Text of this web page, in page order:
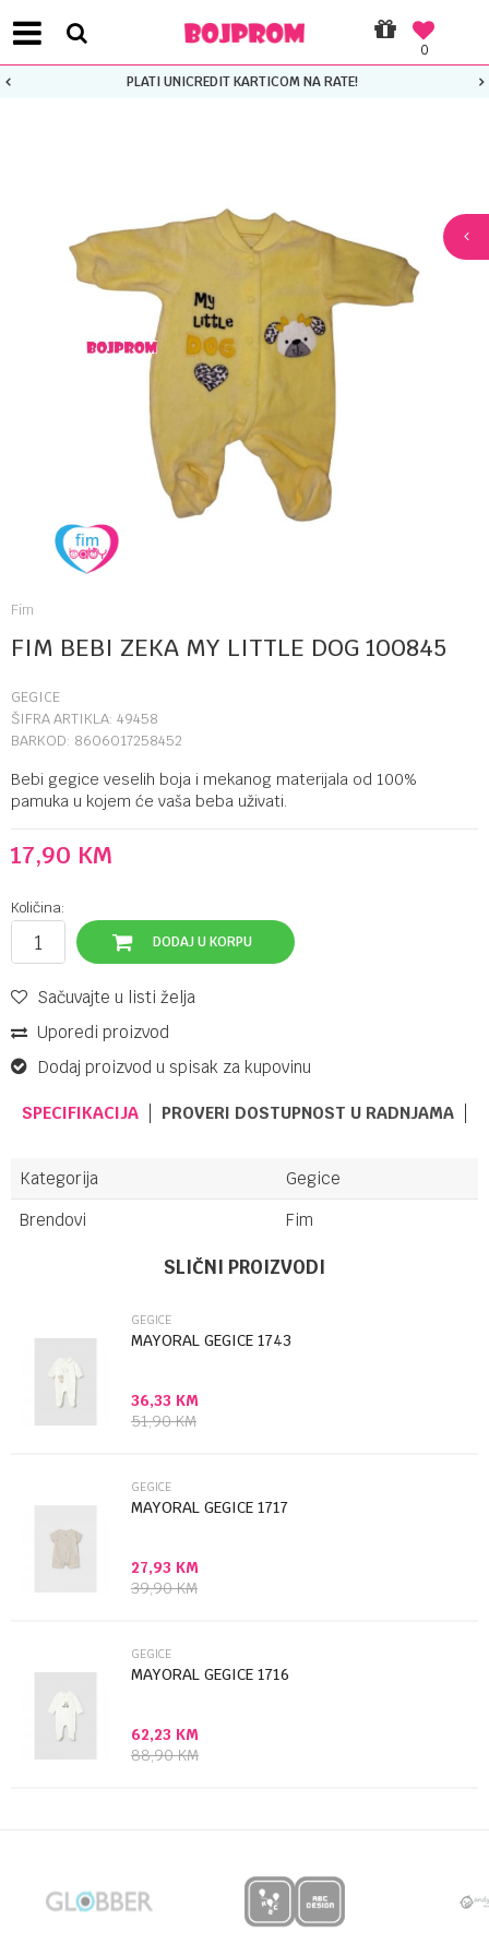
0
PLATI UNICREDIT KARTICOM NA RATE!
Fim
FIM BEBI ZEKA MY LITTLE DOG 100845
GEGICE
ŠIFRA ARTIKLA: 49458
BARKOD: 8606017258452
Bebi gegice veselih boja i mekanog materijala od 100%
pamuka u kojem će vaša beba uživati.
17,90 KM
Količina:
DODAJ U KORPU
Sačuvajte u listi želja
Uporedi proizvod
Dodaj proizvod u spisak za kupovinu
SPECIFIKACIJA PROVERI DOSTUPNOST U RADNJAMA
Kategorija
Gegice
Brendovi
Fim
Poruka
Anti-spam zaštita - izračunajte koliko je 9 - 4 :
SLIČNI PROIZVODI
GEGICE
MAYORAL GEGICE 1743
36,33 KM
51,90KM
GEGICE
MAYORAL GEGICE 1717
27,93 KM
39,90KM
GEGICE
MAYORAL GEGICE 1716
62,23 KM
88,90KM